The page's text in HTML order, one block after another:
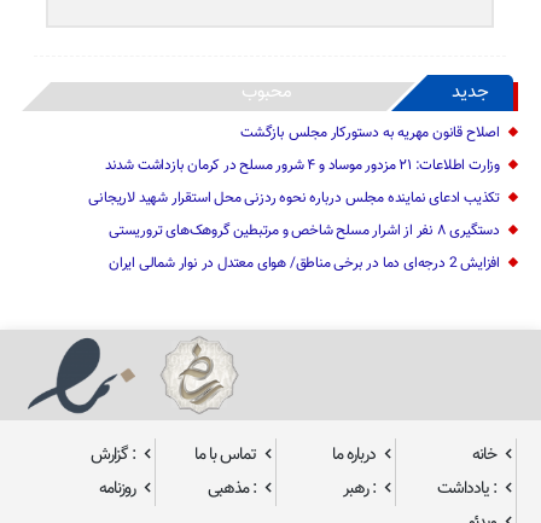
جدید محبوب
اصلاح قانون مهریه به دستورکار مجلس بازگشت
وزارت اطلاعات: ۲۱ مزدور موساد و ۴ شرور مسلح در کرمان بازداشت شدند
تکذیب ادعای نماینده مجلس درباره نحوه ردزنی محل استقرار شهید لاریجانی
دستگیری ۸ نفر از اشرار مسلح شاخص و مرتبطین گروهک‌های تروریستی
افزایش 2 درجه‌ای دما در برخی مناطق/ هوای معتدل در نوار شمالی ایران
خانه درباره ما تماس با ما
: گزارش
: یادداشت
: رهبر : مذهبی
روزنامه